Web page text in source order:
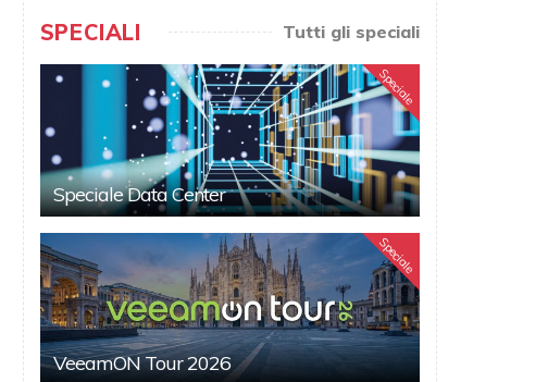
SPECIALI Tutti gli speciali
Speciale
Speciale Data Center
Speciale
VeeamON Tour 2026